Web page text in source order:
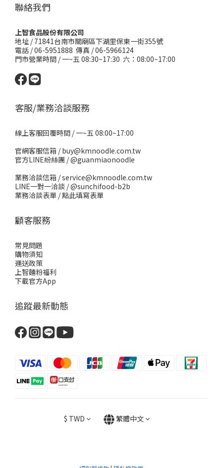
聯絡我們
上智食品股份有限公司
地址 /71841台南市關廟區下湖里保東一街355號
電話 / 06-5951888 傳真 / 06-5966124
門市營業時間 / 一~五 08:30~17:30 六：08:00~17:00
客服/業務洽談服務
線上客服回覆時間 / 一~五 08:00~17:00
官網客服信箱 / buy@kmnoodle.com.tw
官方LINE紛絲團 /@guanmiaonoodle
業務洽談信箱 / service@kmnoodle.com.tw
LINE一對一洽談 /@sunchifood-b2b
業務洽談表單 /點此填寫表單
顧客服務
常見問題
購物須知
運送政策
上智麵粉福利
下載官方App
追蹤最新動態
$ TWD 繁體中文